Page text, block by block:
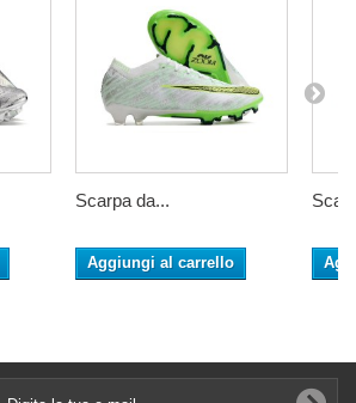
Scarpa da...
Aggiungi al carrello